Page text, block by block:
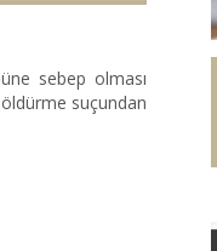
sebep olması
suçundan